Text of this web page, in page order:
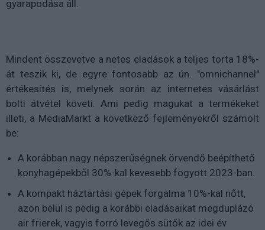
gyarapodása áll.
Mindent összevetve a netes eladások a teljes torta 18%-
át teszik ki, de egyre fontosabb az ún. "omnichannel"
értékesítés is, melynek során az internetes vásárlást
bolti átvétel követi. Ami pedig magukat a termékeket
illeti, a MediaMarkt a következő fejleményekről számolt
be:
A korábban nagy népszerűségnek örvendő beépíthető
konyhagépekből 30%-kal kevesebb fogyott 2023-ban.
A kompakt háztartási gépek forgalma 10%-kal nőtt,
azon belül is pedig a korábbi eladásaikat megduplázó
air frierek, vagyis forró levegős sütők az idei év